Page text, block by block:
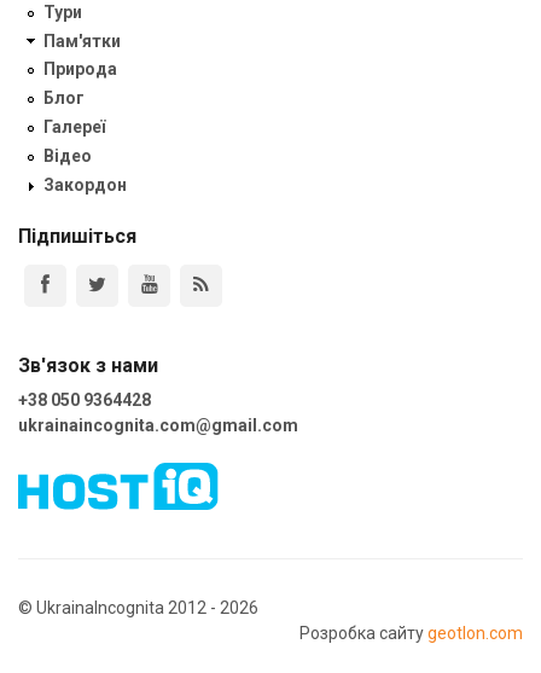
Тури
Пам'ятки
Природа
Блог
Галереї
Відео
Закордон
Підпишіться
Зв'язок з нами
+38 050 9364428
ukrainaincognita.com@gmail.com
© UkrainaIncognita 2012 - 2026
Розробка сайтуgeotlon.com